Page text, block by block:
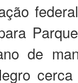
de